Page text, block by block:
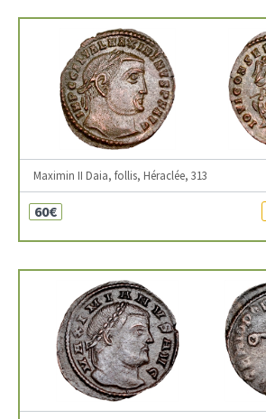
Maximin II Daia, follis, Héraclée, 313
60€